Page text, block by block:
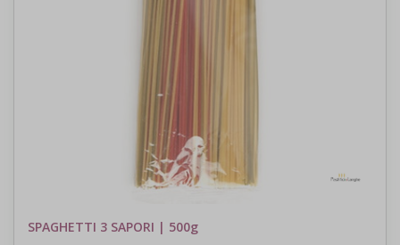
SPAGHETTI 3 SAPORI | 500g